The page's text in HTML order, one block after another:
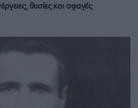
θυσίες και σφαγές